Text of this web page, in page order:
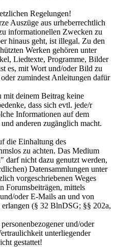
Regelungen!
Auszüge aus urheberrechtlich
informationellen Zwecken zu
hinaus geht, ist illegal. Zu den
Werken gehören unter
Liedtexte, Programme, Bilder
es, mit Wort und/oder Bild zu
zumindest Anleitungen dafür
mit deinem Beitrag keine
dass sich evtl. jede/r
Informationen auf dem
anderen zugänglich macht.
die Einhaltung des
zu achten. Das Medium
darf nicht dazu genutzt werden,
Datensammlungen unter
vorgeschriebenen Weges
Forumsbeiträgen, mittels
oder E-Mails an und von
(§ 32 BlnDSG; §§ 202a,
und/oder
unterliegender
gestattet!